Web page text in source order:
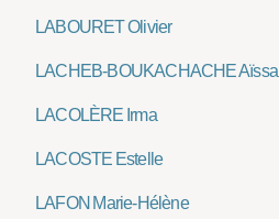
LABOURET Olivier
LACHEB-BOUKACHACHE Aïssa
LACOLÈRE Irma
LACOSTE Estelle
LAFON Marie-Hélène